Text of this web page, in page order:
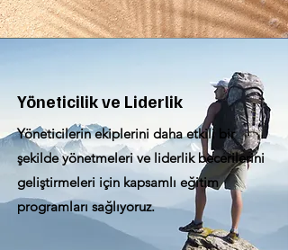
Yöneticilik ve Liderlik
Yöneticilerin ekiplerini daha etkili bir
şekilde yönetmeleri ve liderlik becerilerini
geliştirmeleri için kapsamlı eğitim
programları sağlıyoruz.